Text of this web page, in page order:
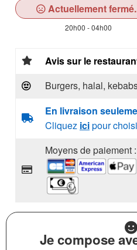
Actuellement
20h00 - 04h00
Avis sur le
Burgers, halal,
En livraison
Cliquez icipour
Moyens de paiement :
Je compose